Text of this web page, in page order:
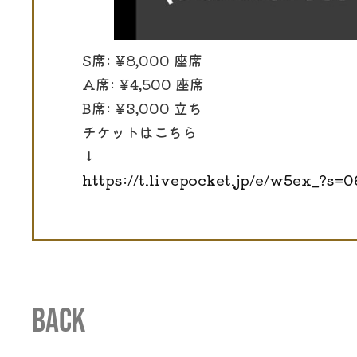
S席: ¥8,000 座席
A席: ¥4,500 座席
B席: ¥3,000 立ち
チケットはこちら
↓
https://t.livepocket.jp/e/
BACK